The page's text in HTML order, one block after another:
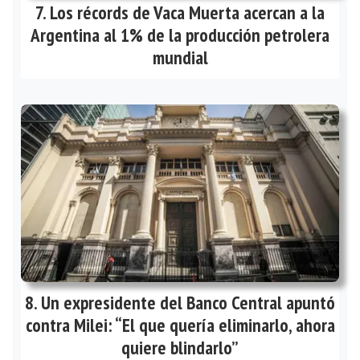
Los récords de Vaca Muerta acercan a la
Argentina al 1% de la producción petrolera
mundial
Un expresidente del Banco Central apuntó
contra Milei: “El que quería eliminarlo, ahora
quiere blindarlo”